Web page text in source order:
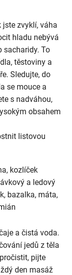
zvyklí, váha
hladu nebývá
sacharidy. To
těstoviny a
Sledujte, do
se mouce a
s nadváhou,
obsahem
listovou
kozlíček
a ledový
bazalka, máta,
a čistá voda.
jedů z těla
pijte
den masáž